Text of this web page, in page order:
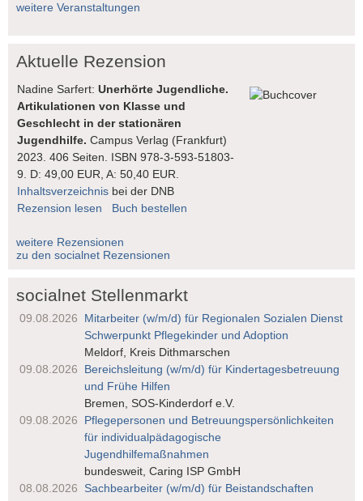
weitere Veranstaltungen
Aktuelle Rezension
Nadine Sarfert:Unerhörte Jugendliche.
Artikulationen von Klasse und
Geschlecht in der stationären
Jugendhilfe.Campus Verlag (Frankfurt)
2023. 406 Seiten. ISBN 978-3-593-51803-
9. D: 49,00 EUR, A: 50,40 EUR.
Inhaltsverzeichnis bei der DNB
Rezension lesen
Buch bestellen
weitere Rezensionen
zu den socialnet Rezensionen
socialnet Stellenmarkt
09.08.2026
Mitarbeiter (w/m/d) für Regionalen Sozialen Dienst
Schwerpunkt Pflegekinder und Adoption
Meldorf, Kreis Dithmarschen
09.08.2026
Bereichsleitung (w/m/d) für Kindertages­betreuung
und Frühe Hilfen
Bremen, SOS-Kinderdorf e.V.
09.08.2026
Pflegepersonen und Betreuungs­persönlichkeiten
für individualpädagogische
Jugendhilfemaßnahmen
bundesweit, Caring ISP GmbH
08.08.2026
Sachbearbeiter (w/m/d) für Beistandschaften